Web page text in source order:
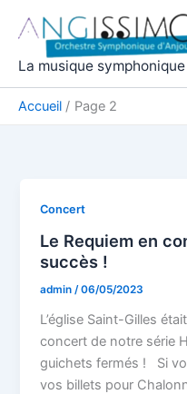
contenu
La musique
Accueil Page 2
Concert
Le Requiem en
succès !
admin/06/05/2023
L’église Saint-Gilles
concert de notre série
guichets fermés ! Si
vos billets pour